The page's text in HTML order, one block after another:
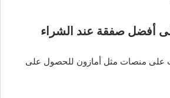
أفضل صفقة عند الشراء
على منصات مثل أمازون للحصول على